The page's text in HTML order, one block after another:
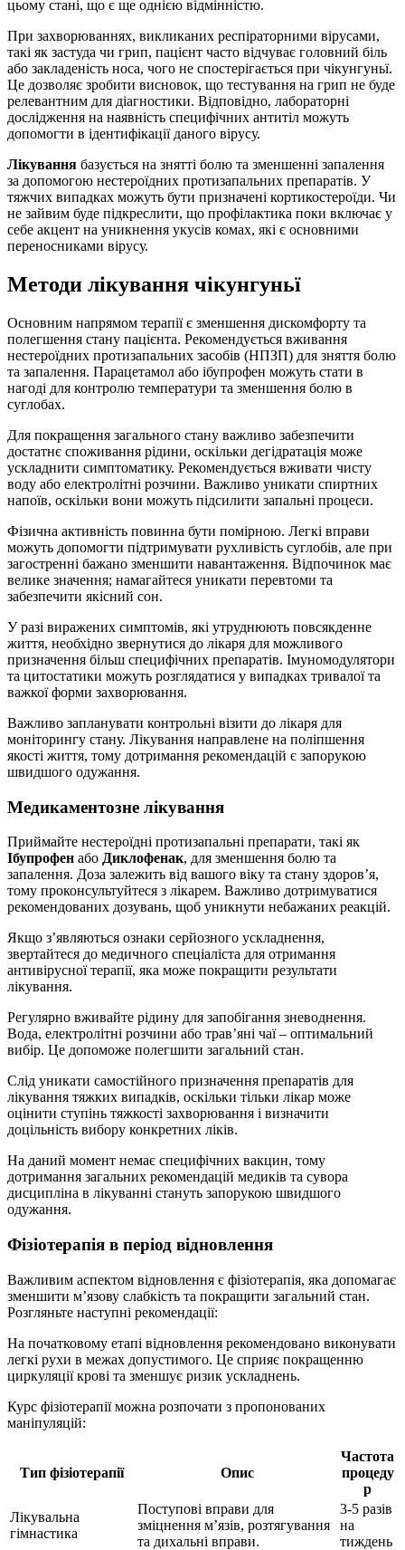
цьому стані, що є ще однією відмінністю.
При захворюваннях, викликаних респіраторними вірусами,
такі як застуда чи грип, пацієнт часто відчуває головний біль
або закладеність носа, чого не спостерігається при чікунгуньї.
Це дозволяє зробити висновок, що тестування на грип не буде
релевантним для діагностики. Відповідно, лабораторні
дослідження на наявність специфічних антитіл можуть
допомогти в ідентифікації даного вірусу.
Лікування базується на знятті болю та зменшенні запалення
за допомогою нестероїдних протизапальних препаратів. У
тяжчих випадках можуть бути призначені кортикостероїди. Чи
не зайвим буде підкреслити, що профілактика поки включає у
себе акцент на уникнення укусів комах, які є основними
переносниками вірусу.
Методи лікування чікунгуньї
Основним напрямом терапії є зменшення дискомфорту та
полегшення стану пацієнта. Рекомендується вживання
нестероїдних протизапальних засобів (НПЗП) для зняття болю
та запалення. Парацетамол або ібупрофен можуть стати в
нагоді для контролю температури та зменшення болю в
суглобах.
Для покращення загального стану важливо забезпечити
достатнє споживання рідини, оскільки дегідратація може
ускладнити симптоматику. Рекомендується вживати чисту
воду або електролітні розчини. Важливо уникати спиртних
напоїв, оскільки вони можуть підсилити запальні процеси.
Фізична активність повинна бути помірною. Легкі вправи
можуть допомогти підтримувати рухливість суглобів, але при
загостренні бажано зменшити навантаження. Відпочинок має
велике значення; намагайтеся уникати перевтоми та
забезпечити якісний сон.
У разі виражених симптомів, які утруднюють повсякденне
життя, необхідно звернутися до лікаря для можливого
призначення більш специфічних препаратів. Імуномодулятори
та цитостатики можуть розглядатися у випадках тривалої та
важкої форми захворювання.
Важливо запланувати контрольні візити до лікаря для
моніторингу стану. Лікування направлене на поліпшення
якості життя, тому дотримання рекомендацій є запорукою
швидшого одужання.
Медикаментозне лікування
Приймайте нестероїдні протизапальні препарати, такі як
Ібупрофен або Диклофенак, для зменшення болю та
запалення. Доза залежить від вашого віку та стану здоров’я,
тому проконсультуйтеся з лікарем. Важливо дотримуватися
рекомендованих дозувань, щоб уникнути небажаних реакцій.
Якщо з’являються ознаки серйозного ускладнення,
звертайтеся до медичного спеціаліста для отримання
антивірусної терапії, яка може покращити результати
лікування.
Регулярно вживайте рідину для запобігання зневоднення.
Вода, електролітні розчини або трав’яні чаї – оптимальний
вибір. Це допоможе полегшити загальний стан.
Слід уникати самостійного призначення препаратів для
лікування тяжких випадків, оскільки тільки лікар може
оцінити ступінь тяжкості захворювання і визначити
доцільність вибору конкретних ліків.
На даний момент немає специфічних вакцин, тому
дотримання загальних рекомендацій медиків та сувора
дисципліна в лікуванні стануть запорукою швидшого
одужання.
Фізіотерапія в період відновлення
Важливим аспектом відновлення є фізіотерапія, яка допомагає
зменшити м’язову слабкість та покращити загальний стан.
Розгляньте наступні рекомендації:
На початковому етапі відновлення рекомендовано виконувати
легкі рухи в межах допустимого. Це сприяє покращенню
циркуляції крові та зменшує ризик ускладнень.
Курс фізіотерапії можна розпочати з пропонованих
маніпуляцій:
Тип фізіотерапії Опис
Частота
процеду
р
Лікувальна
гімнастика
Поступові вправи для
зміцнення м’язів, розтягування
та дихальні вправи.
3-5 разів
на
тиждень